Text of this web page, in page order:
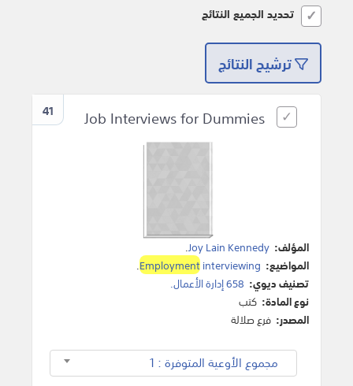
تحديد الجميع النتائج
ترشيح النتائج
41
المؤلف: Joy Lain Kennedy
.
المواضيع:
Employmentinterviewing
.
تصنيف ديوي: 658 إدارة الأعمال.
نوع المادة: كتب
المصدر: فرع صلالة
مجموع الأوعية المتوفرة : 1